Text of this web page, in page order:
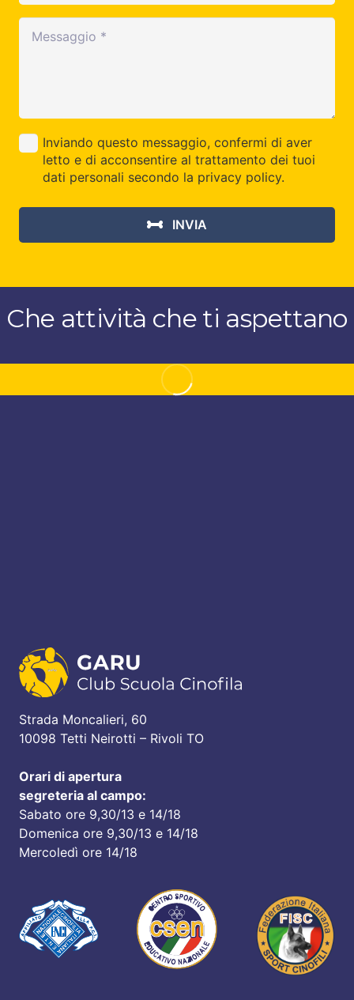
Inviando questo messaggio, confermi di aver
letto e di acconsentire al trattamento dei tuoi
dati personali secondo la privacy policy.
INVIA
Che attività che ti aspettano
Strada Moncalieri, 60
10098 Tetti Neirotti – Rivoli TO
Orari di apertura
segreteria al campo:
Sabato ore 9,30/13 e 14/18
Domenica ore 9,30/13 e 14/18
Mercoledì ore 14/18